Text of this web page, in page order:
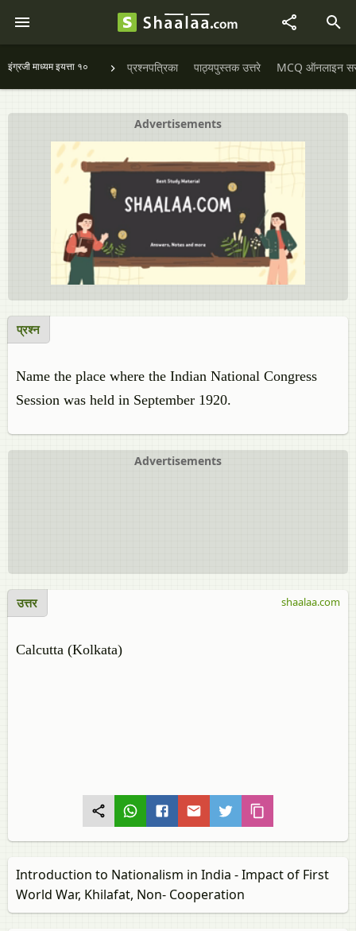
इंग्रजी माध्यम इयत्ता १० प्रश्नपत्रिका पाठ्यपुस्तक उत्तरे MCQ ऑनलाइन
Advertisements
प्रश्न
Name the place where the Indian National Congress
Session was held in September 1920.
Advertisements
उत्तर
Calcutta (Kolkata)
shaalaa.com
Introduction to Nationalism in India - Impact of First
World War, Khilafat, Non- Cooperation